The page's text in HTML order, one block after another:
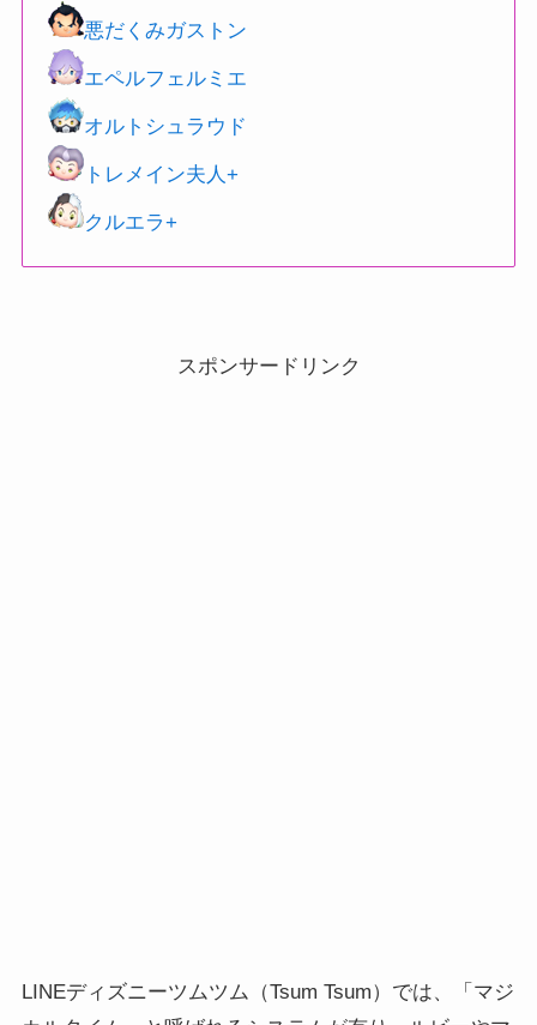
悪だくみガストン
エペルフェルミエ
オルトシュラウド
トレメイン夫人+
クルエラ+
スポンサードリンク
LINEディズニーツムツム（Tsum Tsum）では、「マジ